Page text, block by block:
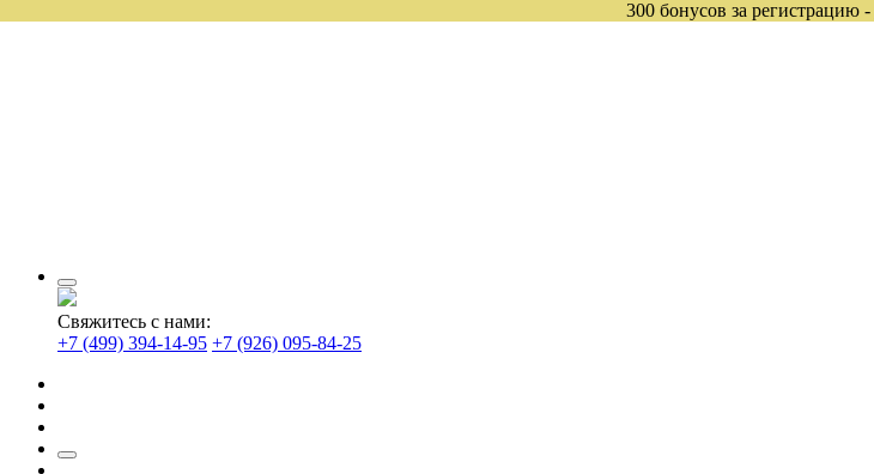
Свяжитесь с нами:
+7 (499) 394-14-95 +7 (926) 095-84-25
300 бонусов за регистрацию -